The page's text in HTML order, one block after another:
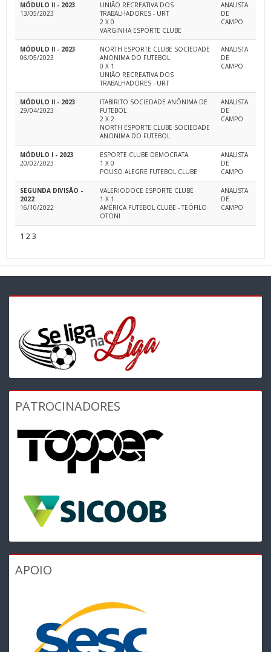
MÓDULO II - 2023
13/05/2023
UNIÃO RECREATIVA DOS
TRABALHADORES - URT
2 X 0
VARGINHA ESPORTE CLUBE
ANALISTA
DE
CAMPO
MÓDULO II - 2023
06/05/2023
NORTH ESPORTE CLUBE SOCIEDADE
ANONIMA DO FUTEBOL
0 X 1
UNIÃO RECREATIVA DOS
TRABALHADORES - URT
ANALISTA
DE
CAMPO
MÓDULO II - 2023
29/04/2023
ITABIRITO SOCIEDADE ANÔNIMA DE
FUTEBOL
2 X 2
NORTH ESPORTE CLUBE SOCIEDADE
ANONIMA DO FUTEBOL
ANALISTA
DE
CAMPO
MÓDULO I - 2023
20/02/2023
ESPORTE CLUBE DEMOCRATA
1 X 0
POUSO ALEGRE FUTEBOL CLUBE
ANALISTA
DE
CAMPO
SEGUNDA DIVISÃO -
2022
16/10/2022
VALERIODOCE ESPORTE CLUBE
1 X 1
AMÉRICA FUTEBOL CLUBE - TEÓFILO
OTONI
ANALISTA
DE
CAMPO
1 23
PATROCINADORES
APOIO